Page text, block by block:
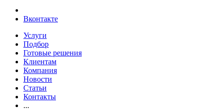
Вконтакте
Услуги
Подбор
Готовые решения
Клиентам
Компания
Новости
Статьи
Контакты
...